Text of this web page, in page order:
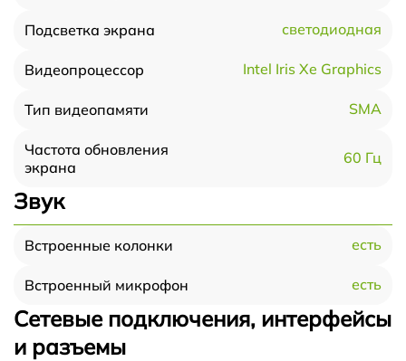
Подсветка экрана светодиодная
Видеопроцессор Intel Iris Xe Graphics
Тип видеопамяти SMA
Частота обновления
экрана
60 Гц
Звук
Встроенные колонки есть
Встроенный микрофон есть
Сетевые подключения, интерфейсы
и разъемы